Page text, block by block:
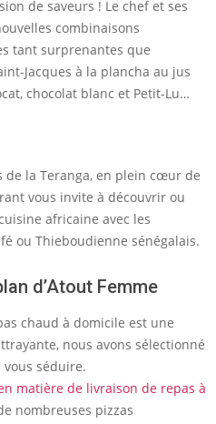
de saveurs ! Le chef et ses
combinaisons
tant surprenantes que
Jacques à la plancha au jus
chocolat blanc et Petit-Lu…
de la Teranga, en plein cœur de
vous invite à découvrir ou
africaine avec les
ou Thieboudienne sénégalais.
d’Atout Femme
chaud à domicile est une
nous avons sélectionné
séduire.
matière de livraison de repas à
nombreuses pizzas